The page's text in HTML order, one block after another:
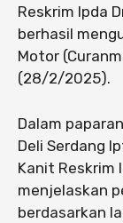
Reskrim Ipda
berhasil
Motor
(28/2/2025).
Dalam
Deli Serdang
Kanit Reskrim
menjelaskan
berdasarkan